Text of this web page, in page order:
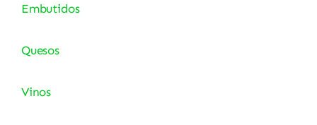
Embutidos
Quesos
Vinos